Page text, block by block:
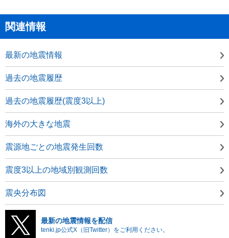
関連情報
最新の地震情報
過去の地震履歴
過去の地震履歴(震度3以上)
海外の大きな地震
震源地ごとの地震発生回数
震度3以上の地域別観測回数
震央分布図
最新の地震情報を配信
tenki.jp公式X（旧Twitter）をご利用ください。